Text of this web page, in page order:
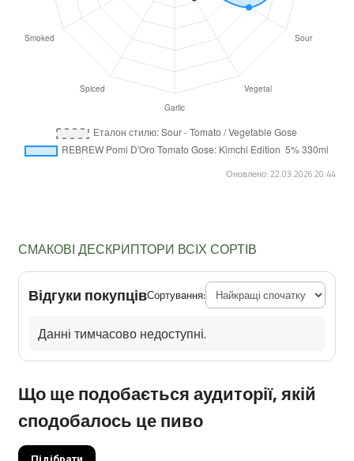
Оновлено: 22.03.2026 20:44
СМАКОВІ ДЕСКРИПТОРИ ВСІХ СОРТІВ
Відгуки покупцівСортування:
Данні тимчасово недоступні.
Що ще подобається аудиторії, якій
сподобалось це пиво